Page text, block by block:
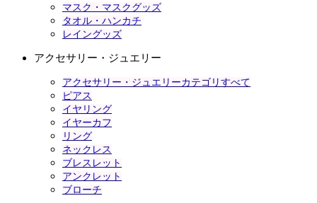
マスク・マスクグッズ
タオル・ハンカチ
レイングッズ
アクセサリー・ジュエリー
アクセサリー・ジュエリーカテゴリすべて
ピアス
イヤリング
イヤーカフ
リング
ネックレス
ブレスレット
アンクレット
ブローチ